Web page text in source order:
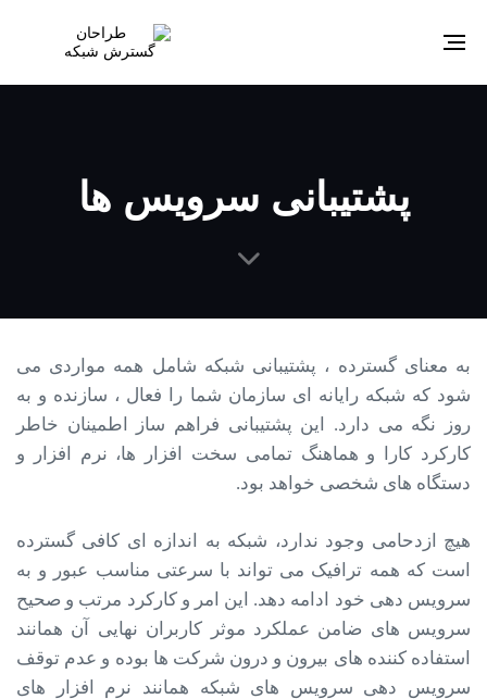
Toggle
navigation
پشتیبانی سرویس ها
به معنای گسترده ، پشتیبانی شبکه شامل همه مواردی می
شود که شبکه رایانه ای سازمان شما را فعال ، سازنده و به
روز نگه می دارد. این پشتیبانی فراهم ساز اطمینان خاطر
کارکرد کارا و هماهنگ تمامی سخت افزار ها، نرم افزار و
دستگاه های شخصی خواهد بود.
هیچ ازدحامی وجود ندارد، شبکه به اندازه ای کافی گسترده
است که همه ترافیک می تواند با سرعتی مناسب عبور و به
سرویس دهی خود ادامه دهد. این امر و کارکرد مرتب و صحیح
سرویس های ضامن عملکرد موثر کاربران نهایی آن همانند
استفاده کننده های بیرون و درون شرکت ها بوده و عدم توقف
سرویس دهی سرویس های شبکه همانند نرم افزار های